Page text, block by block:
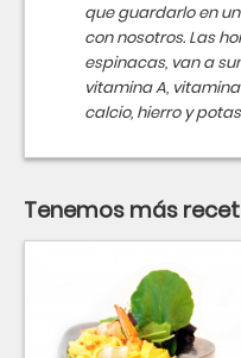
que guardarlo en
con nosotros. Las
espinacas, van a
vitamina A,
calcio, hierro y
Tenemos más